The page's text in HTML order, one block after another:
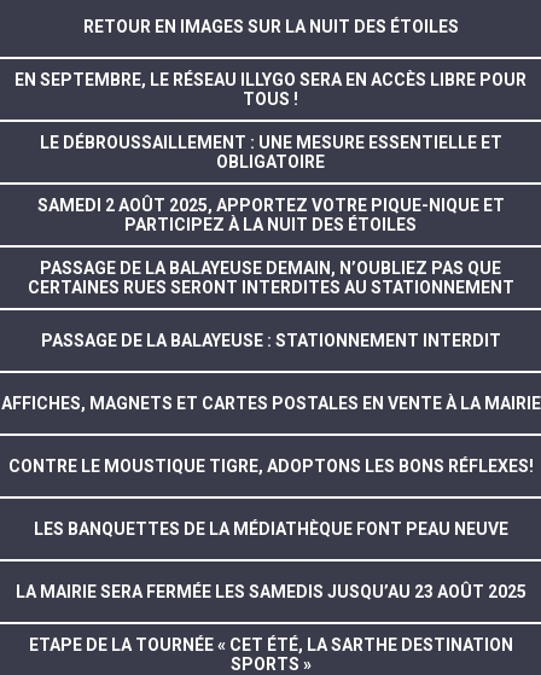
RETOUR EN IMAGES SUR LA NUIT DES ÉTOILES
EN SEPTEMBRE, LE RÉSEAU ILLYGO SERA EN ACCÈS LIBRE POUR
TOUS !
LE DÉBROUSSAILLEMENT : UNE MESURE ESSENTIELLE ET
OBLIGATOIRE
SAMEDI 2 AOÛT 2025, APPORTEZ VOTRE PIQUE-NIQUE ET
PARTICIPEZ À LA NUIT DES ÉTOILES
PASSAGE DE LA BALAYEUSE DEMAIN, N’OUBLIEZ PAS QUE
CERTAINES RUES SERONT INTERDITES AU STATIONNEMENT
PASSAGE DE LA BALAYEUSE : STATIONNEMENT INTERDIT
AFFICHES, MAGNETS ET CARTES POSTALES EN VENTE À LA MAIRIE
CONTRE LE MOUSTIQUE TIGRE, ADOPTONS LES BONS RÉFLEXES!
LES BANQUETTES DE LA MÉDIATHÈQUE FONT PEAU NEUVE
LA MAIRIE SERA FERMÉE LES SAMEDIS JUSQU’AU 23 AOÛT 2025
ETAPE DE LA TOURNÉE « CET ÉTÉ, LA SARTHE DESTINATION
SPORTS »